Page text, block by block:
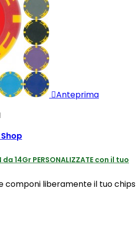
Anteprima
14Gr PERSONALIZZATE con il tuo
componi liberamente il tuo chips